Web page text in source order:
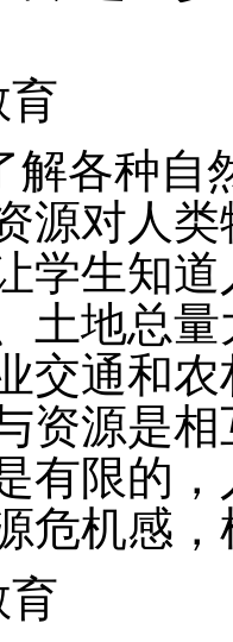
育
解各种自
源对人
学生知
土地总
交通和
资源是
有限的
危机感
育